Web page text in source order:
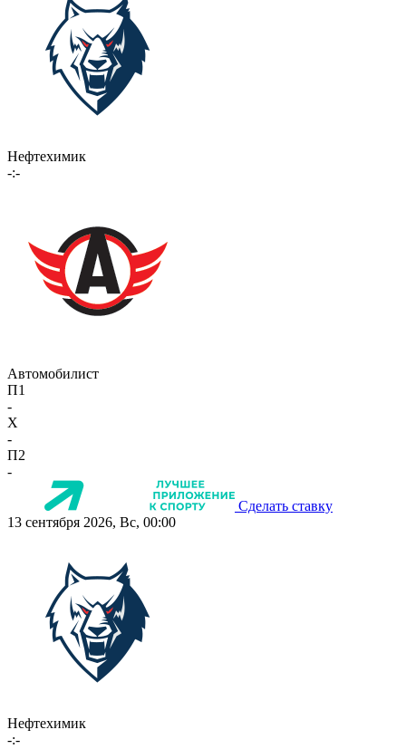
Нефтехимик
-:-
Автомобилист
П1
-
X
-
П2
-
Сделать ставку
13 сентября 2026, Вс, 00:00
Нефтехимик
-:-